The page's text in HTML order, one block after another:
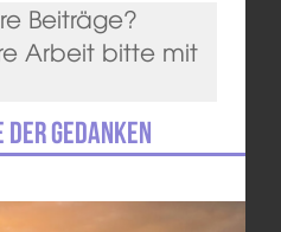
Beiträge?
Arbeit bitte mit
Gedanken